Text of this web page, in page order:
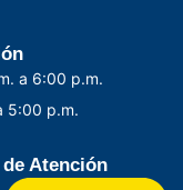
a 6:00 p.m.
5:00 p.m.
Atención